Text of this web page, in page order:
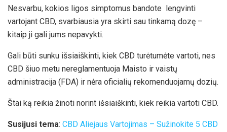
Nesvarbu, kokios ligos simptomus bandote lengvinti
vartojant CBD, svarbiausia yra skirti sau tinkamą dozę –
kitaip ji gali jums nepavykti.
Gali būti sunku išsiaiškinti, kiek CBD turėtumėte vartoti, nes
CBD šiuo metu nereglamentuoja Maisto ir vaistų
administracija (FDA) ir nėra oficialių rekomenduojamų dozių.
Štai ką reikia žinoti norint išsiaiškinti, kiek reikia vartoti CBD.
Susijusi tema: CBD Aliejaus Vartojimas – Sužinokite 5 CBD